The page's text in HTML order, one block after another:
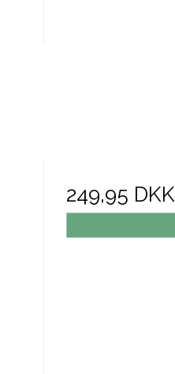
249,95 DKK